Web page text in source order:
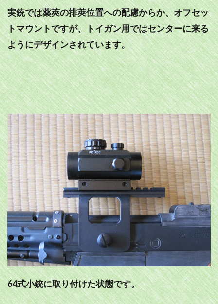
実銃では薬莢の排莢位置への配慮からか、オフセッ
トマウントですが、トイガン用ではセンターに来る
ようにデザインされています。
64式小銃に取り付けた状態です。